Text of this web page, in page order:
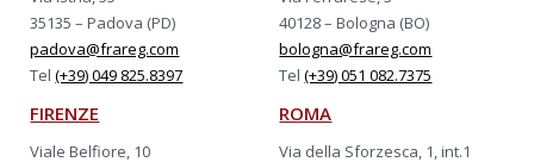
35135 – Padova (PD)
padova@frareg.com
Tel(+39) 049 825.8397
40128 – Bologna (BO)
bologna@frareg.com
Tel(+39) 051 082.7375
FIRENZE
Viale Belfiore, 10
ROMA
Via della Sforzesca, 1, int.1